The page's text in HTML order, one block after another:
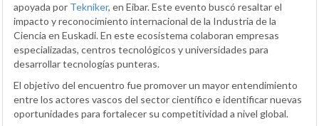
apoyada por Tekniker, en Eibar. Este evento buscó resaltar el
impacto y reconocimiento internacional de la Industria de la
Ciencia en Euskadi. En este ecosistema colaboran empresas
especializadas, centros tecnológicos y universidades para
desarrollar tecnologías punteras.
El objetivo del encuentro fue promover un mayor entendimiento
entre los actores vascos del sector científico e identificar nuevas
oportunidades para fortalecer su competitividad a nivel global.